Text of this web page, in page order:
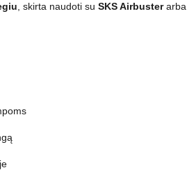
, skirta naudoti su SKS Airbusterarba